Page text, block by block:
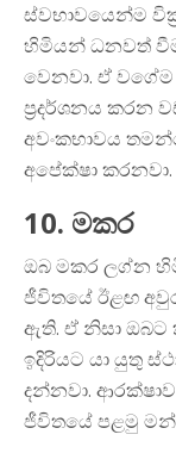
ස්වභාවයෙන්ම
හිමියන් ධනවත්
වෙනවා. ඒ
ප්‍රදර්ශනය කරන
අවංකභාවය
අපේක්ෂා කරනවා.
10. මකර
ඔබ මකර ලග්න
ජීවිතයේ ඊළඟ
ඇති. ඒ නිසා ඔබට
ඉදිරියට යා යුතු
දන්නවා.
ජීවිතයේ පළමු